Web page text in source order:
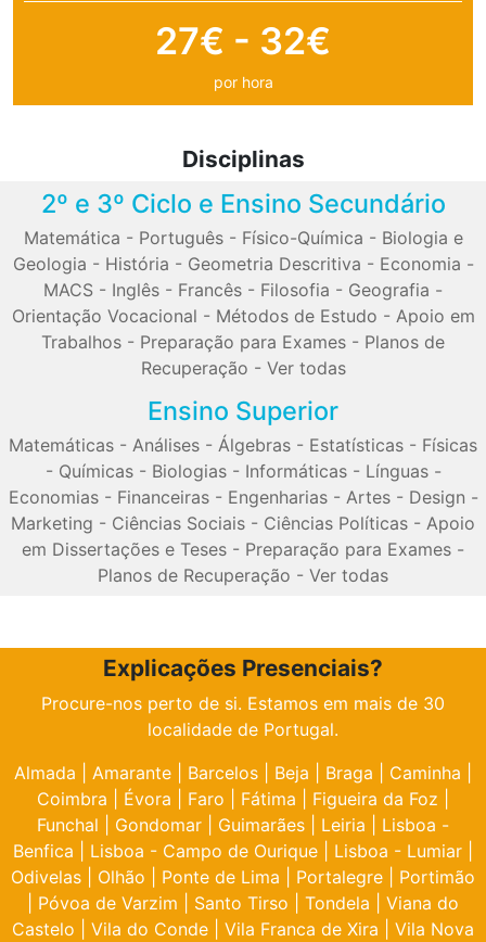
27€ - 32€
por hora
Disciplinas
2º e 3º Ciclo e Ensino Secundário
Matemática - Português- Físico-Química - Biologia e
Geologia - História - Geometria Descritiva - Economia -
MACS - Inglês - Francês - Filosofia - Geografia -
Orientação Vocacional - Métodos de Estudo - Apoio em
Trabalhos - Preparação para Exames - Planos de
Recuperação - Ver todas
Ensino Superior
Matemáticas - Análises - Álgebras - Estatísticas - Físicas
- Químicas- Biologias- Informáticas- Línguas-
Economias- Financeiras- Engenharias- Artes- Design -
Marketing - Ciências Sociais - Ciências Políticas - Apoio
em Dissertações e Teses - Preparação para Exames -
Planos de Recuperação - Ver todas
Explicações Presenciais?
Procure-nos perto de si. Estamos em mais de 30
localidade de Portugal.
Almada
Amarante Barcelos Beja Braga Caminha
Coimbra
Évora Faro Fátima Figueira da Foz
Funchal
Gondomar Guimarães Leiria
Lisboa -
Benfica
Lisboa - Campo de Ourique Lisboa - Lumiar
Odivelas
Olhão Ponte de Lima Portalegre
Portimão
Póvoa de Varzim Santo Tirso Tondela
Viana do
Castelo
Vila do Conde Vila Franca de Xira
Vila Nova